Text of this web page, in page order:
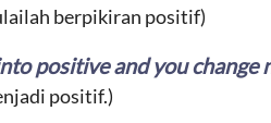
berpikiran positif)
positive and you change
positif.)